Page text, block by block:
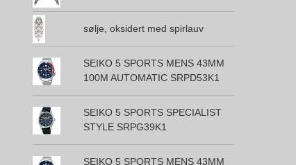
sølje, oksidert med spirlauv
SEIKO 5 SPORTS MENS 43MM
100M AUTOMATIC SRPD53K1
SEIKO 5 SPORTS SPECIALIST
STYLE SRPG39K1
SEIKO 5 SPORTS MENS 43MM